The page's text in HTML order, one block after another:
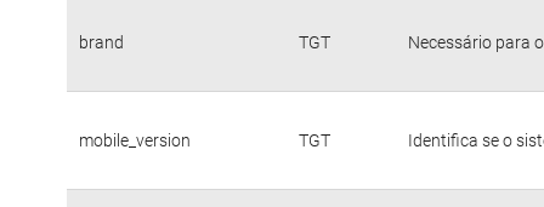
brand TGT Necessário para
mobile_version TGT Identifica se o